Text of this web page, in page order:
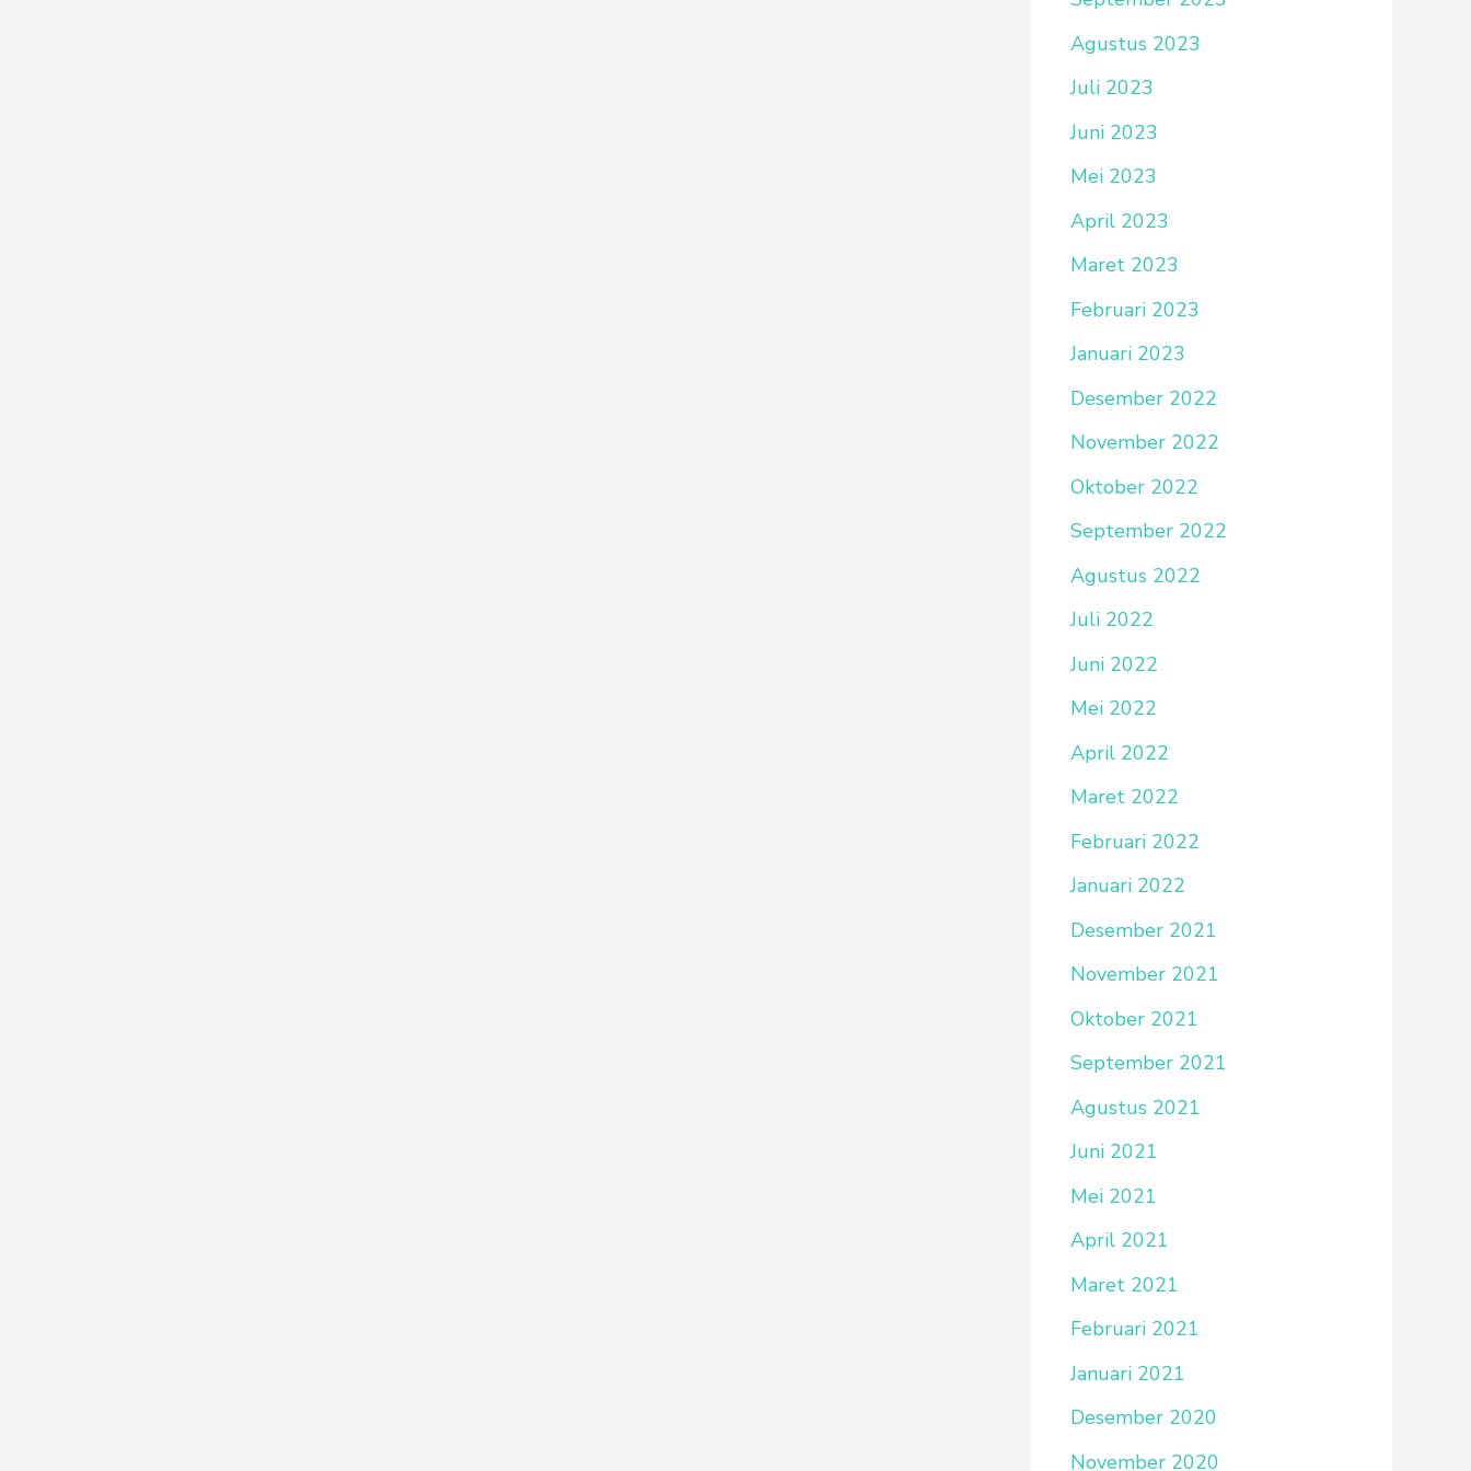
Agustus 2023
Juli 2023
Juni 2023
Mei 2023
April 2023
Maret 2023
Februari 2023
Januari 2023
Desember 2022
November 2022
Oktober 2022
September 2022
Agustus 2022
Juli 2022
Juni 2022
Mei 2022
April 2022
Maret 2022
Februari 2022
Januari 2022
Desember 2021
November 2021
Oktober 2021
September 2021
Agustus 2021
Juni 2021
Mei 2021
April 2021
Maret 2021
Februari 2021
Januari 2021
Desember 2020
November 2020